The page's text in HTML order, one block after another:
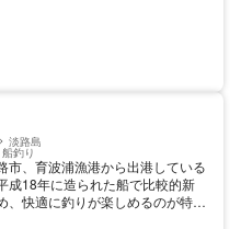
淡路島
釣り
市、育波浦漁港から出港している
成18年に造られた船で比較的新
、快適に釣りが楽しめるのが特